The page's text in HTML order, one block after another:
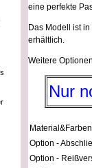
eine perfekte
Das Modell ist
erhältlich.
Weitere
Nur
Option -
Option -